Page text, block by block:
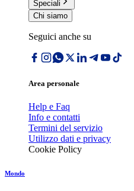
Speciali
Chi siamo
Seguici anche su
Area personale
Help e Faq
Info e contatti
Termini del servizio
Utilizzo dati e privacy
Cookie Policy
Mondo